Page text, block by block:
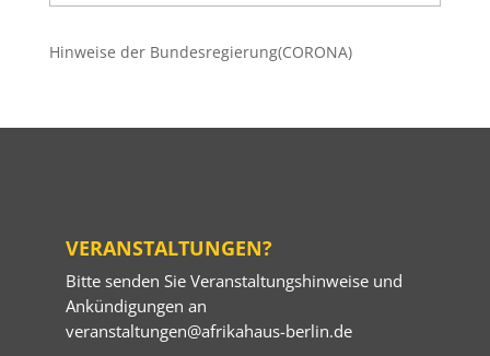
Beiträge
Hinweise der Bundesregierung(CORONA)
VERANSTALTUNGEN?
Bitte senden Sie Veranstaltungshinweise und
Ankündigungen an
veranstaltungen@afrikahaus-berlin.de